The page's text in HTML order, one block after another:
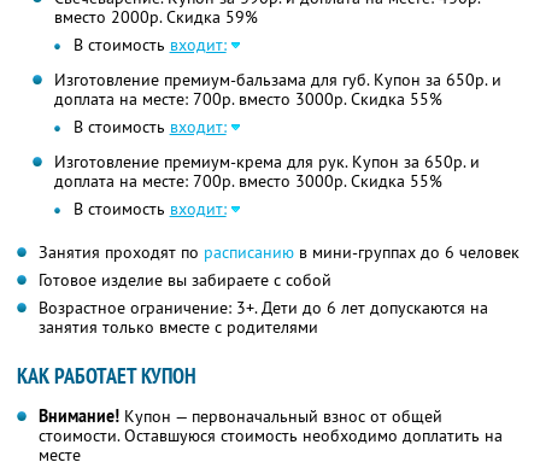
вместо 2000р.Скидка 59%
В стоимость входит:
Изготовление премиум-бальзама для губ. Купон за 650р. и
доплата на месте: 700р. вместо 3000р. Скидка 55%
В стоимость входит:
Изготовление премиум-крема для рук. Купон за 650р. и
доплата на месте: 700р. вместо 3000р. Скидка 55%
В стоимость входит:
Занятия проходят по расписанию в мини-группах до 6 человек
Готовое изделие вы забираете с собой
Возрастное ограничение: 3+. Дети до 6 лет допускаются на
занятия только вместе с родителями
КАК РАБОТАЕТ КУПОН
Внимание! Купон — первоначальный взнос от общей
стоимости. Оставшуюся стоимость необходимо доплатить на
месте